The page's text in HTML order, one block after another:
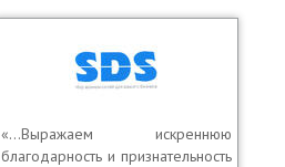
«…Выражаем искреннюю
благодарность и признательность